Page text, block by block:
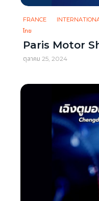
FRANCE
ไทย
Paris Motor
ตุลาคม 25, 2024